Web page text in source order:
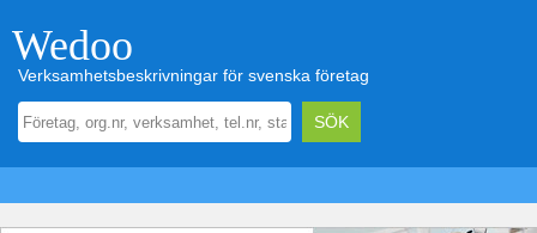
Wedoo
Verksamhetsbeskrivningar för svenska företag